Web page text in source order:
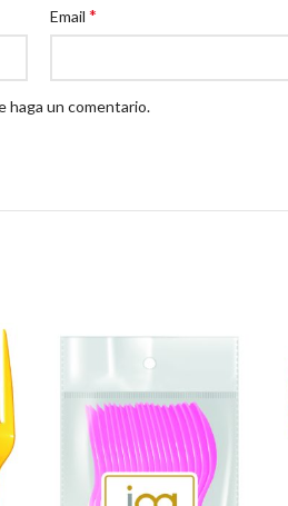
Email *
haga un comentario.